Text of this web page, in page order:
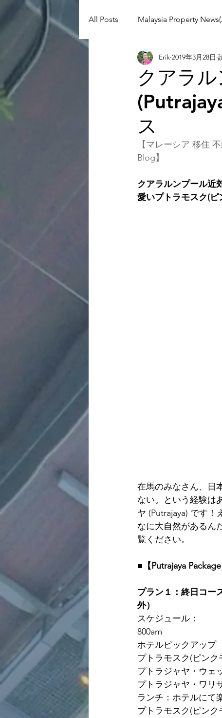
All Posts Malaysia Property
Aunty Aya Blog(J) Aunty
Shop Informetion(J) Event
Language School
クアラ
ス
Erik 2019年3月28日
【マレーシア 移住
Blog】
クアラルンプール近
愛いプトラモスク(ピ
在馬のみなさん、日
ない。という経験は
ヤ (Putrajaya) です
なに大自然があるん
覧ください。
■【Putrajaya
プラン１：終日コー
外）
スケジュール：
800am
ホテルピックアップ
プトラモスク(ピンク
プトラジャヤ・ウェ
プトラジャヤ・ワリ
ランチ：ホテルにて
プトラモスク(ピン